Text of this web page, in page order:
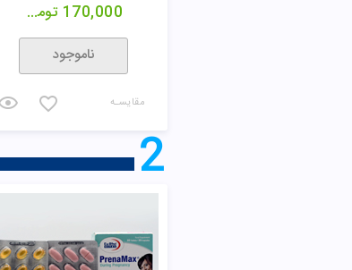
170,000 تومان
ناموجود
مقایسـه
2